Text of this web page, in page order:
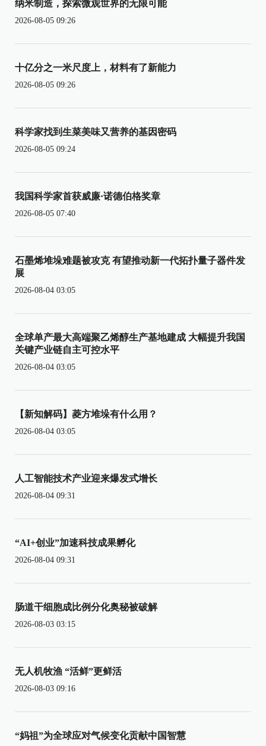
纳米制造，探索微观世界的无限可能
2026-08-05 09:26
十亿分之一米尺度上，材料有了新能力
2026-08-05 09:26
科学家找到生菜美味又营养的基因密码
2026-08-05 09:24
我国科学家首获威廉·诺德伯格奖章
2026-08-05 07:40
石墨烯堆垛难题被攻克 有望推动新一代拓扑量子器件发
展
2026-08-04 03:05
全球单产最大高端聚乙烯醇生产基地建成 大幅提升我国
关键产业链自主可控水平
2026-08-04 03:05
【新知解码】菱方堆垛有什么用？
2026-08-04 03:05
人工智能技术产业迎来爆发式增长
2026-08-04 09:31
“AI+创业”加速科技成果孵化
2026-08-04 09:31
肠道干细胞成比例分化奥秘被破解
2026-08-03 03:15
无人机牧渔 “活鲜”更鲜活
2026-08-03 09:16
“妈祖”为全球应对气候变化贡献中国智慧